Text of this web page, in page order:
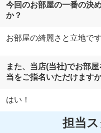
今回のお部屋の一番の決
か？
お部屋の綺麗さと立地です
また、当店(当社)でお部
当をご指名いただけます
はい！
担当